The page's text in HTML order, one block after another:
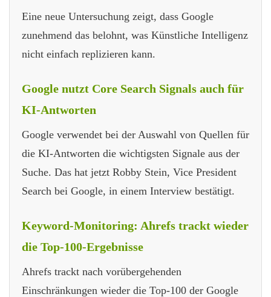
Eine neue Untersuchung zeigt, dass Google
zunehmend das belohnt, was Künstliche Intelligenz
nicht einfach replizieren kann.
Google nutzt Core Search Signals auch für
KI-Antworten
Google verwendet bei der Auswahl von Quellen für
die KI-Antworten die wichtigsten Signale aus der
Suche. Das hat jetzt Robby Stein, Vice President
Search bei Google, in einem Interview bestätigt.
Keyword-Monitoring: Ahrefs trackt wieder
die Top-100-Ergebnisse
Ahrefs trackt nach vorübergehenden
Einschränkungen wieder die Top-100 der Google